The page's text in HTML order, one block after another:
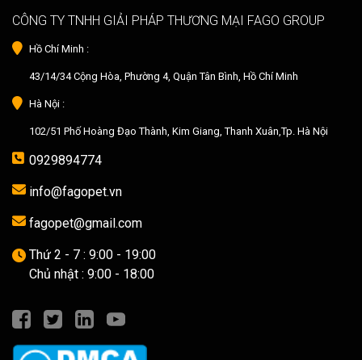
CÔNG TY TNHH GIẢI PHÁP THƯƠNG MẠI FAGO GROUP
Hồ Chí Minh :
43/14/34 Cộng Hòa, Phường 4, Quận Tân Bình, Hồ Chí Minh
Hà Nội :
102/51 Phố Hoàng Đạo Thành, Kim Giang, Thanh Xuân,Tp. Hà Nội
0929894774
info@fagopet.vn
fagopet@gmail.com
Thứ 2 - 7 : 9:00 - 19:00
Chủ nhật : 9:00 - 18:00